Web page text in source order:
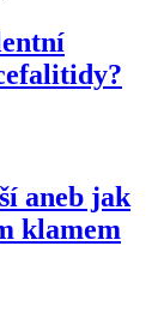
aneb jak
klamem